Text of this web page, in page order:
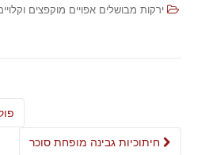
ירקות מבושלים אפויים מוקפצים